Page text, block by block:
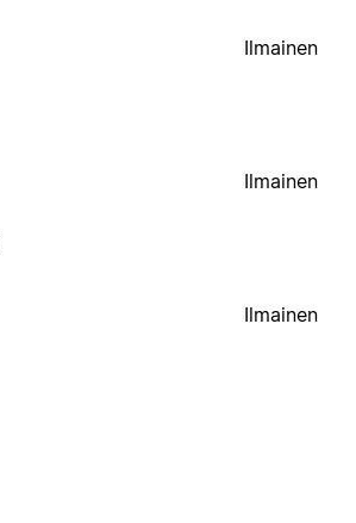
Ilmainen
Ilmainen
Ilmainen